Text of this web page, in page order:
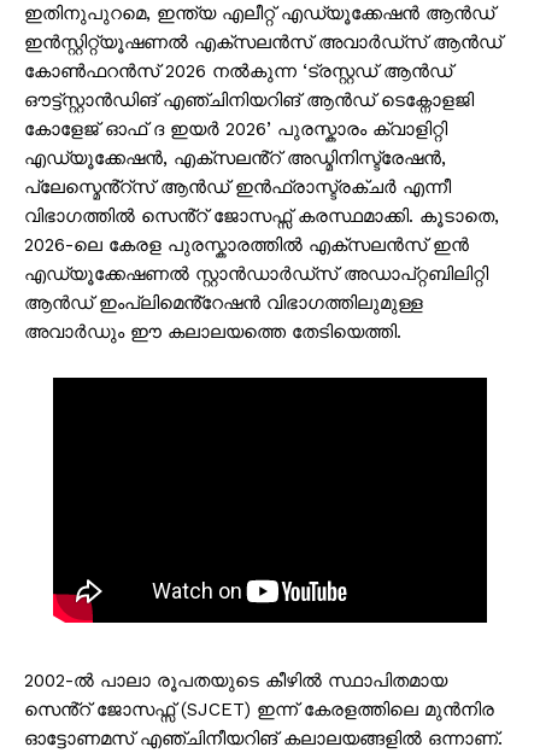
ഇതിനുപുറമെ, ഇന്ത്യ എലീറ്റ് എഡ്യൂക്കേഷൻ ആൻഡ്
ഇൻസ്റ്റിറ്റ്യൂഷണൽ എക്സലൻസ് അവാർഡ്സ് ആൻഡ്
കോൺഫറൻസ് 2026 നൽകുന്ന ‘ട്രസ്റ്റഡ് ആൻഡ്
ഔട്ട്സ്റ്റാൻഡിങ് എഞ്ചിനിയറിങ് ആൻഡ് ടെക്നോളജി
കോളേജ് ഓഫ് ദ ഇയർ 2026’ പുരസ്കാരം ക്വാളിറ്റി
എഡ്യൂക്കേഷൻ, എക്സലൻ്റ് അഡ്മിനിസ്ട്രേഷൻ,
പ്ലേസ്മെൻ്റ്സ് ആൻഡ് ഇൻഫ്രാസ്ട്രക്ചർ എന്നീ
വിഭാഗത്തിൽ സെൻ്റ് ജോസഫ്സ് കരസ്ഥമാക്കി. കൂടാതെ,
2026-ലെ കേരള പുരസ്കാരത്തിൽ എക്സലൻസ് ഇൻ
എഡ്യൂക്കേഷണൽ സ്റ്റാൻഡാർഡ്സ് അഡാപ്റ്റബിലിറ്റി
ആൻഡ് ഇംപ്ലിമെൻ്റേഷൻ വിഭാഗത്തിലുമുള്ള
അവാർഡും ഈ കലാലയത്തെ തേടിയെത്തി.
2002-ൽ പാലാ രൂപതയുടെ കീഴിൽ സ്ഥാപിതമായ
സെൻ്റ് ജോസഫ്സ് (SJCET) ഇന്ന് കേരളത്തിലെ മുൻനിര
ഓട്ടോണമസ് എഞ്ചിനീയറിങ് കലാലയങ്ങളിൽ ഒന്നാണ്.